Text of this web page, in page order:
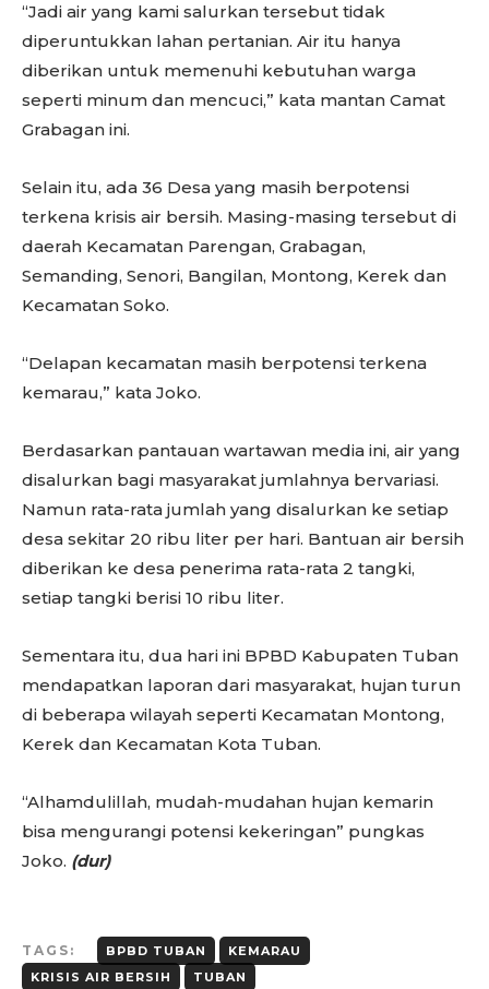
“Jadi air yang kami salurkan tersebut tidak
diperuntukkan lahan pertanian. Air itu hanya
diberikan untuk memenuhi kebutuhan warga
seperti minum dan mencuci,” kata mantan Camat
Grabagan ini.
Selain itu, ada 36 Desa yang masih berpotensi
terkena krisis air bersih. Masing-masing tersebut di
daerah Kecamatan Parengan, Grabagan,
Semanding, Senori, Bangilan, Montong, Kerek dan
Kecamatan Soko.
“Delapan kecamatan masih berpotensi terkena
kemarau,” kata Joko.
Berdasarkan pantauan wartawan media ini, air yang
disalurkan bagi masyarakat jumlahnya bervariasi.
Namun rata-rata jumlah yang disalurkan ke setiap
desa sekitar 20 ribu liter per hari. Bantuan air bersih
diberikan ke desa penerima rata-rata 2 tangki,
setiap tangki berisi 10 ribu liter.
Sementara itu, dua hari ini BPBD Kabupaten Tuban
mendapatkan laporan dari masyarakat, hujan turun
di beberapa wilayah seperti Kecamatan Montong,
Kerek dan Kecamatan Kota Tuban.
“Alhamdulillah, mudah-mudahan hujan kemarin
bisa mengurangi potensi kekeringan” pungkas
Joko. (dur)
TAGS: BPBD TUBAN
KEMARAU
KRISIS AIR BERSIH
TUBAN